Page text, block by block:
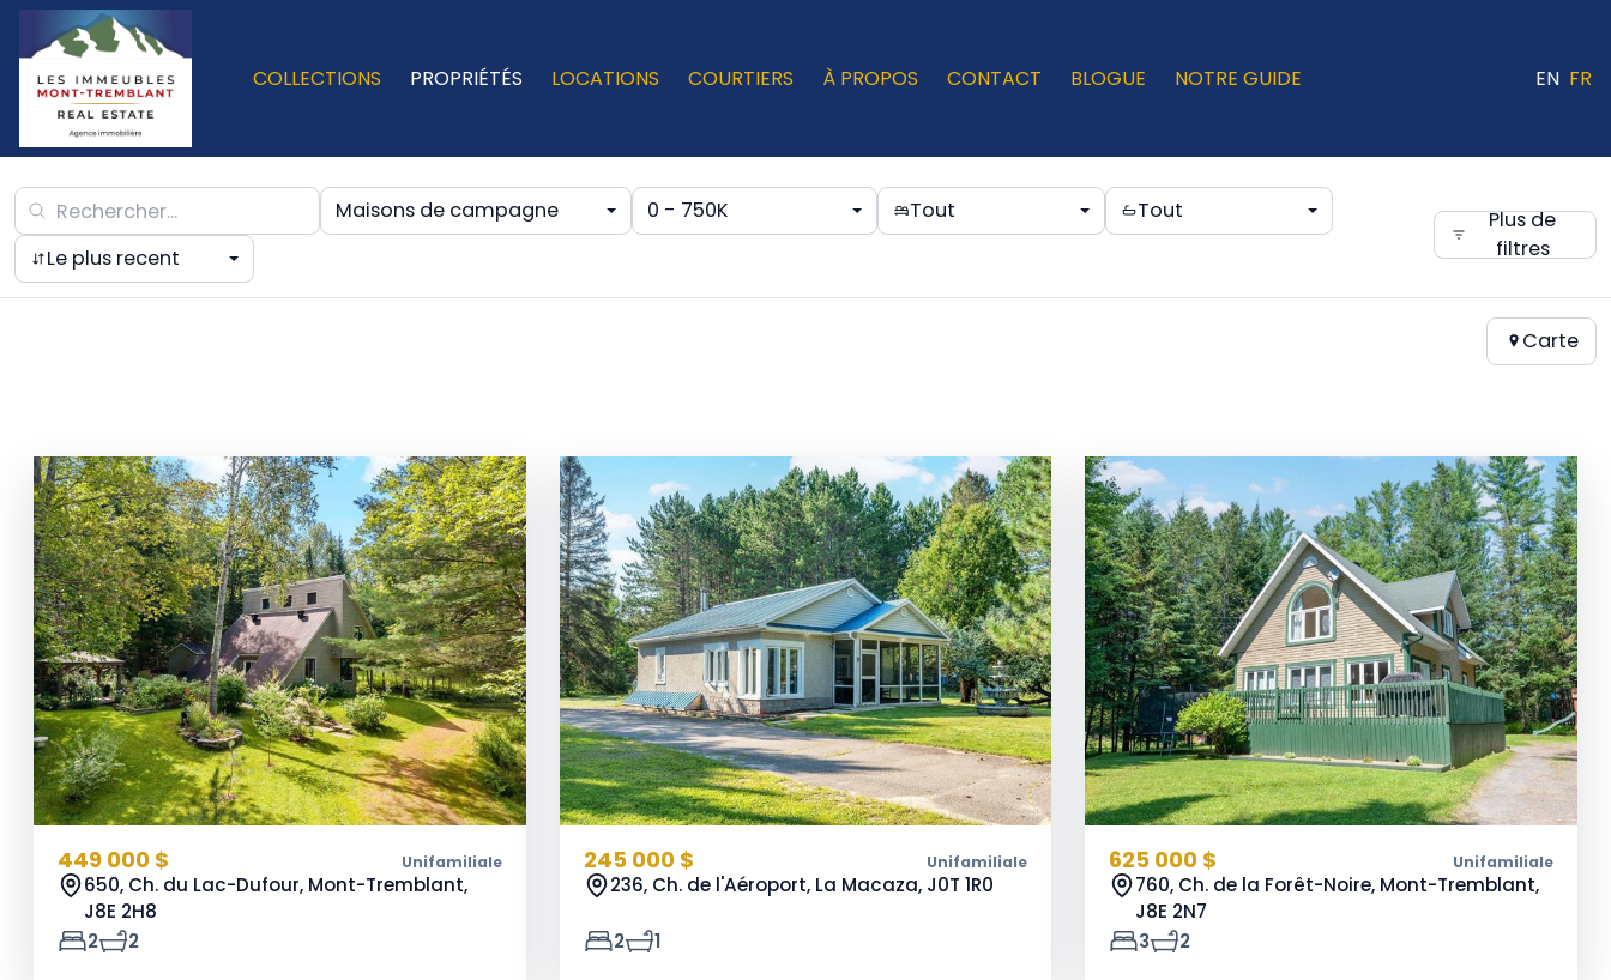
COLLECTIONS PROPRIÉTÉS LOCATIONS COURTIERS À PROPOS CONTACT BLOGUE NOTRE GUIDE EN FR
Maisons de campagne 0 - 750K Tout
Tout
Le plus recent
Plus de
filtres
Carte
449 000 $ Unifamiliale
650, Ch. du Lac-Dufour, Mont-Tremblant,
J8E 2H8
2
2
245 000 $ Unifamiliale
236, Ch. de l'Aéroport, La Macaza, J0T 1R0
2 1
625 000 $ Unifamiliale
760, Ch. de la Forêt-Noire, Mont-Tremblant,
J8E 2N7
3
2